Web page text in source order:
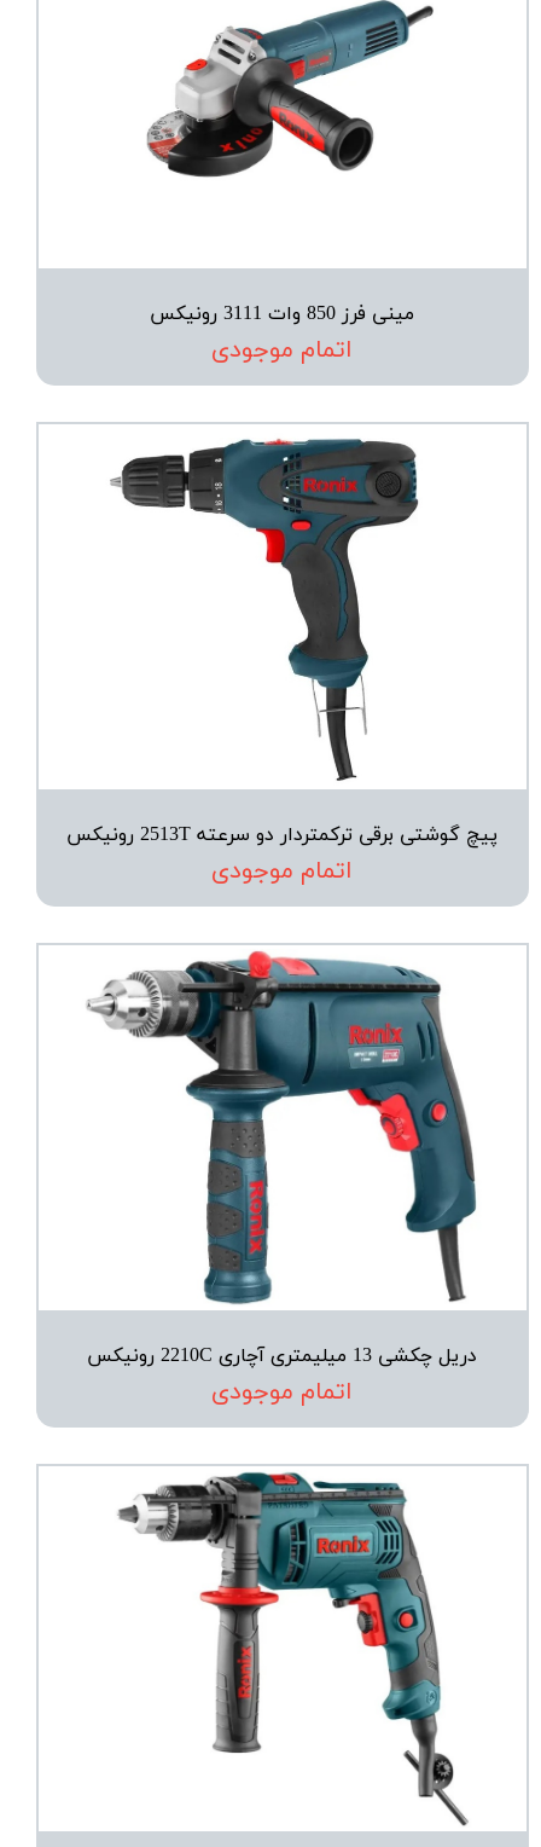
مینی فرز 850 وات 3111 رونیکس
اتمام موجودی
پیچ‌ گوشتی برقی ترکمتردار دو سرعته 2513T رونیکس
اتمام موجودی
دریل چکشی 13 میلیمتری آچاری 2210C رونیکس
اتمام موجودی